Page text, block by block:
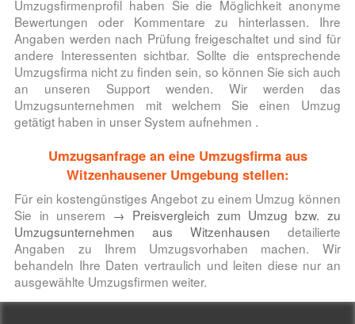
Umzugsfirmenprofil haben Sie die Möglichkeit anonyme
Bewertungen oder Kommentare zu hinterlassen. Ihre
Angaben werden nach Prüfung freigeschaltet und sind für
andere Interessenten sichtbar. Sollte die entsprechende
Umzugsfirma nicht zu finden sein, so können Sie sich auch
an unseren Support wenden. Wir werden das
Umzugsunternehmen mit welchem Sie einen Umzug
getätigt haben in unser System aufnehmen .
Umzugsanfrage an eine Umzugsfirma aus
Witzenhausener Umgebung stellen:
Für ein kostengünstiges Angebot zu einem Umzug können
Sie in unserem → Preisvergleich zum Umzug bzw. zu
Umzugsunternehmen aus Witzenhausen detailierte
Angaben zu Ihrem Umzugsvorhaben machen. Wir
behandeln Ihre Daten vertraulich und leiten diese nur an
ausgewählte Umzugsfirmen weiter.